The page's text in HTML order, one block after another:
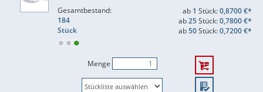
Gesamtbestand:
184
Stück
ab 1 Stück:0,8700 €*
ab25Stück:0,7800 €*
ab50Stück:0,7200 €*
Menge